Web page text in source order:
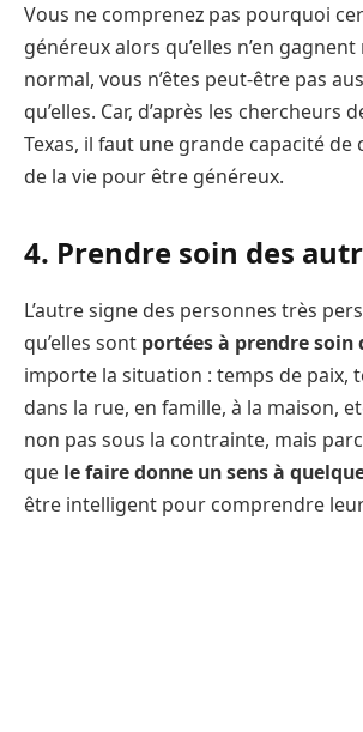
Vous ne comprenez pas pourquoi
généreux alors qu’elles n’en gagnent
normal, vous n’êtes peut-être pas
qu’elles. Car, d’après les chercheurs
Texas, il faut une grande capacité
de la vie pour être généreux.
4. Prendre soin des
L’autre signe des personnes très
qu’elles sont portées à prendre soin
importe la situation : temps de paix,
dans la rue, en famille, à la maison,
non pas sous la contrainte, mais
que le faire donne un sens à
être intelligent pour comprendre